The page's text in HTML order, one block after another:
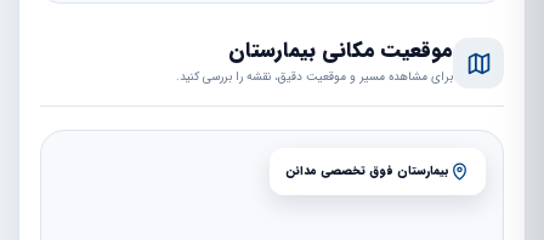
موقعیت مکانی بیمارستان
برای مشاهده مسیر و موقعیت دقیق، نقشه را بررسی کنید.
بیمارستان فوق تخصصی مدائن